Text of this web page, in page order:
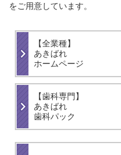
をご用意しています。
【全業種】
あきばれ
ホームページ
【歯科専門】
あきばれ
歯科パック